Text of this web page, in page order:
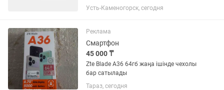
30+ Образование и опыт Высшее или
среднее специальное образование.
Усть-Каменогорск, сегодня
Реклама
Смартфон
45 000 ₸
Zte Blade A36 64гб жаңа ішінде чехолы
бар сатылады
Тараз, сегодня